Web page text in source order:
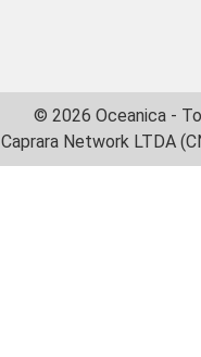
© 2026 Oceanica -
Caprara Network LTDA